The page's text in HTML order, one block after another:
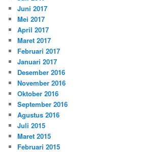
Juni 2017
Mei 2017
April 2017
Maret 2017
Februari 2017
Januari 2017
Desember 2016
November 2016
Oktober 2016
September 2016
Agustus 2016
Juli 2015
Maret 2015
Februari 2015